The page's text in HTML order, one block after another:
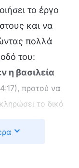
το έργο
και να
πολλά
του:
η βασιλεία
προτού να
το δικό
το έργο
όλοι ιδιαίτερα